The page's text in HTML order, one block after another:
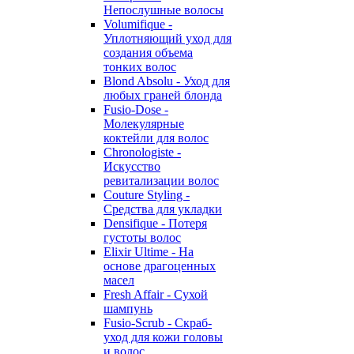
Непослушные волосы
Volumifique -
Уплотняющий уход для
создания объема
тонких волос
Blond Absolu - Уход для
любых граней блонда
Fusio-Dose -
Молекулярные
коктейли для волос
Chronologiste -
Искусство
ревитализации волос
Couture Styling -
Средства для укладки
Densifique - Потеря
густоты волос
Elixir Ultime - На
основе драгоценных
масел
Fresh Affair - Сухой
шампунь
Fusio-Scrub - Скраб-
уход для кожи головы
и волос